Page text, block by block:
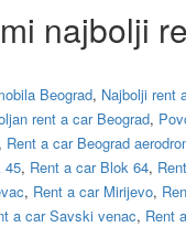
najbolji
Beograd, Najbolji rent
rent a car Beograd,
, Rent a car Beograd
45, Rent a car Blok 64,
, Rent a car Mirijevo,
a car Savski venac, Rent